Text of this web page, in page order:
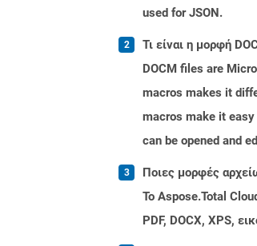
used for JSON.
Τι είναι η μορφή
DOCM files are
macros makes it
macros make it
can be opened and
Ποιες μορφές
Το Aspose.Total
PDF, DOCX, XPS,